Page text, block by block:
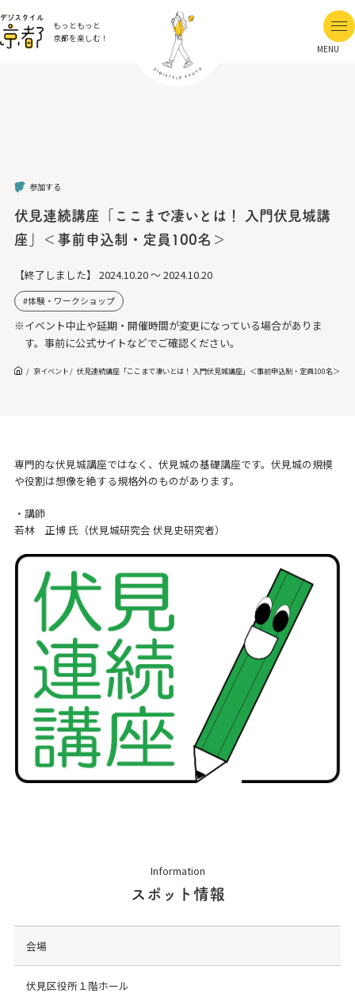
もっともっと
京都を楽しむ！
MENU
参加する
伏見連続講座「ここまで凄いとは！ 入門伏見城講
座」＜事前申込制・定員100名＞
【終了しました】 2024.10.20 ～ 2024.10.20
体験・ワークショップ
※イベント中止や延期・開催時間が変更になっている場合がありま
す。事前に公式サイトなどでご確認ください。
京イベント 伏見連続講座「ここまで凄いとは！ 入門伏見城講座」＜事前申込制・定員100名＞
専門的な伏見城講座ではなく、伏見城の基礎講座です。伏見城の規模
や役割は想像を絶する規格外のものがあります。
・講師
若林 正博 氏（伏見城研究会 伏見史研究者）
Information
スポット情報
会場
伏見区役所１階ホール